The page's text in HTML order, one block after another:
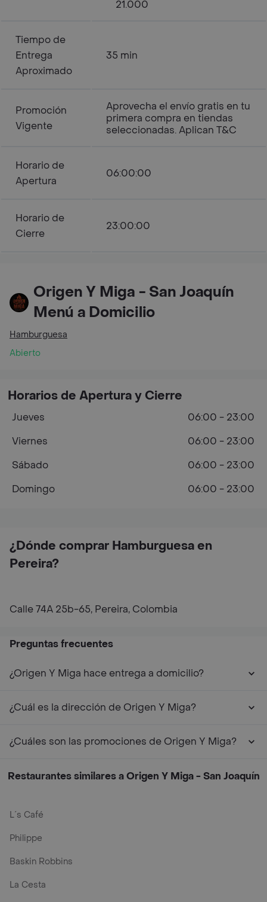
21.000
Tiempo de
Entrega
Aproximado
35 min
Promoción
Vigente
Aprovecha el envío gratis en tu
primera compra en tiendas
seleccionadas. Aplican T&C
Horario de
Apertura
06:00:00
Horario de
Cierre
23:00:00
Origen Y Miga - San Joaquín
Menú a Domicilio
Hamburguesa
Abierto
¿Dónde comprar Hamburguesa en
Pereira?
Calle 74A 25b-65, Pereira, Colombia
Horarios de Apertura y Cierre
Jueves
06:00 - 23:00
Viernes
06:00 - 23:00
Sábado
06:00 - 23:00
Domingo
06:00 - 23:00
Preguntas frecuentes
¿Origen Y Miga hace entrega a domicilio?
¿Cuál es la dirección de Origen Y Miga?
¿Cuáles son las promociones de Origen Y Miga?
Restaurantes similares a Origen Y Miga - San Joaquín
L´s Café
Philippe
Baskin Robbins
La Cesta